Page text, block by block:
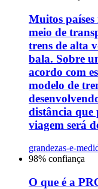
Muitos
meio de
trens de alta
bala. Sobre
acordo com
modelo de
distância que
viagem será
grandezas-e-
98% confiança
O que é a